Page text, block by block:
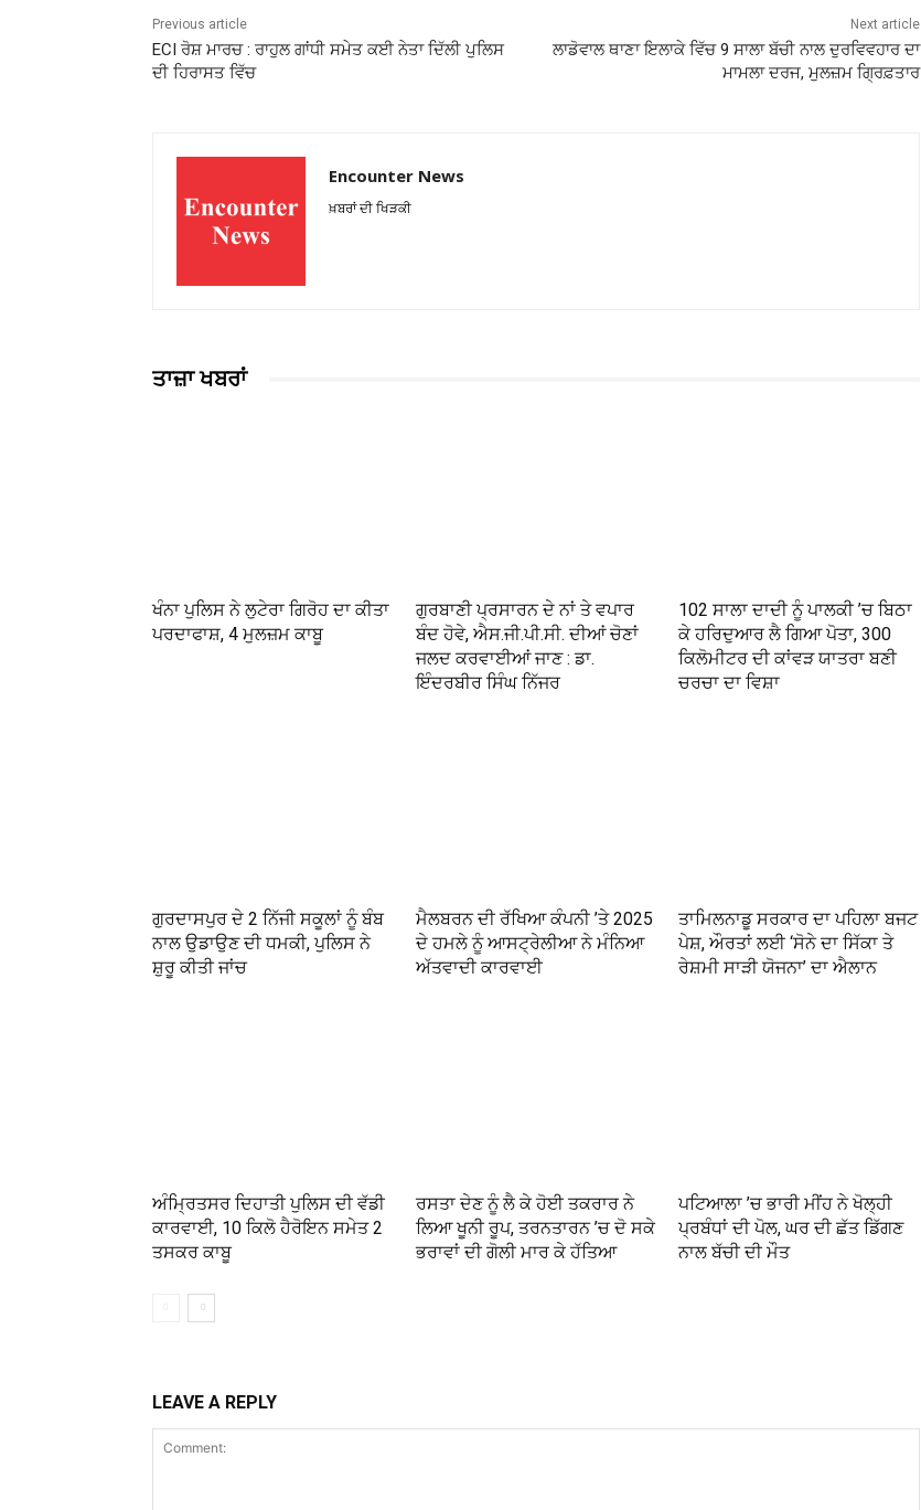
Previous article
ECI ਰੋਸ਼ ਮਾਰਚ : ਰਾਹੁਲ ਗਾਂਧੀ ਸਮੇਤ ਕਈ ਨੇਤਾ ਦਿੱਲੀ ਪੁਲਿਸ
ਦੀ ਹਿਰਾਸਤ ਵਿੱਚ
Next article
ਲਾਡੋਵਾਲ ਥਾਣਾ ਇਲਾਕੇ ਵਿੱਚ 9 ਸਾਲਾ ਬੱਚੀ ਨਾਲ ਦੁਰਵਿਵਹਾਰ ਦਾ
ਮਾਮਲਾ ਦਰਜ, ਮੁਲਜ਼ਮ ਗ੍ਰਿਫ਼ਤਾਰ
Encounter News
ਖ਼ਬਰਾਂ ਦੀ ਖਿੜਕੀ
ਤਾਜ਼ਾ ਖਬਰਾਂ
ਖੰਨਾ ਪੁਲਿਸ ਨੇ ਲੁਟੇਰਾ ਗਿਰੋਹ ਦਾ ਕੀਤਾ
ਪਰਦਾਫਾਸ਼, 4 ਮੁਲਜ਼ਮ ਕਾਬੂ
ਗੁਰਬਾਣੀ ਪ੍ਰਸਾਰਨ ਦੇ ਨਾਂ ਤੇ ਵਪਾਰ
ਬੰਦ ਹੋਵੇ, ਐਸ.ਜੀ.ਪੀ.ਸੀ. ਦੀਆਂ ਚੋਣਾਂ
ਜਲਦ ਕਰਵਾਈਆਂ ਜਾਣ : ਡਾ.
ਇੰਦਰਬੀਰ ਸਿੰਘ ਨਿੱਜਰ
102 ਸਾਲਾ ਦਾਦੀ ਨੂੰ ਪਾਲਕੀ ’ਚ ਬਿਠਾ
ਕੇ ਹਰਿਦੁਆਰ ਲੈ ਗਿਆ ਪੋਤਾ, 300
ਕਿਲੋਮੀਟਰ ਦੀ ਕਾਂਵੜ ਯਾਤਰਾ ਬਣੀ
ਚਰਚਾ ਦਾ ਵਿਸ਼ਾ
ਗੁਰਦਾਸਪੁਰ ਦੇ 2 ਨਿੱਜੀ ਸਕੂਲਾਂ ਨੂੰ ਬੰਬ
ਨਾਲ ਉਡਾਉਣ ਦੀ ਧਮਕੀ, ਪੁਲਿਸ ਨੇ
ਸ਼ੁਰੂ ਕੀਤੀ ਜਾਂਚ
ਮੈਲਬਰਨ ਦੀ ਰੱਖਿਆ ਕੰਪਨੀ ’ਤੇ 2025
ਦੇ ਹਮਲੇ ਨੂੰ ਆਸਟ੍ਰੇਲੀਆ ਨੇ ਮੰਨਿਆ
ਅੱਤਵਾਦੀ ਕਾਰਵਾਈ
ਤਾਮਿਲਨਾਡੂ ਸਰਕਾਰ ਦਾ ਪਹਿਲਾ ਬਜਟ
ਪੇਸ਼, ਔਰਤਾਂ ਲਈ ‘ਸੋਨੇ ਦਾ ਸਿੱਕਾ ਤੇ
ਰੇਸ਼ਮੀ ਸਾੜੀ ਯੋਜਨਾ’ ਦਾ ਐਲਾਨ
ਅੰਮ੍ਰਿਤਸਰ ਦਿਹਾਤੀ ਪੁਲਿਸ ਦੀ ਵੱਡੀ
ਕਾਰਵਾਈ, 10 ਕਿਲੋ ਹੈਰੋਇਨ ਸਮੇਤ 2
ਤਸਕਰ ਕਾਬੂ
ਰਸਤਾ ਦੇਣ ਨੂੰ ਲੈ ਕੇ ਹੋਈ ਤਕਰਾਰ ਨੇ
ਲਿਆ ਖੂਨੀ ਰੂਪ, ਤਰਨਤਾਰਨ ’ਚ ਦੋ ਸਕੇ
ਭਰਾਵਾਂ ਦੀ ਗੋਲੀ ਮਾਰ ਕੇ ਹੱਤਿਆ
ਪਟਿਆਲਾ ’ਚ ਭਾਰੀ ਮੀਂਹ ਨੇ ਖੋਲ੍ਹੀ
ਪ੍ਰਬੰਧਾਂ ਦੀ ਪੋਲ, ਘਰ ਦੀ ਛੱਤ ਡਿੱਗਣ
ਨਾਲ ਬੱਚੀ ਦੀ ਮੌਤ
LEAVE A REPLY